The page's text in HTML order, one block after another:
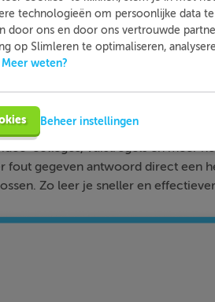
isSlimlerennou
voor de vakken waar je nog
colleges, vuistregels en meer
fout gegeven antwoord direct een
Zo leer je sneller en
technologieën om persoonlijke data
door ons en door ons vertrouwde
op Slimleren te optimaliseren,
Meer weten?
Beheer instellingen